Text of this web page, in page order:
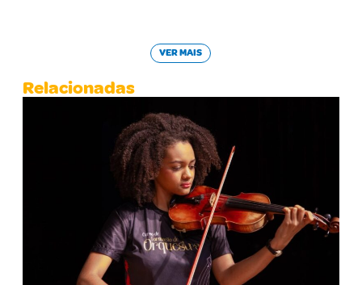
VER MAIS
Relacionadas